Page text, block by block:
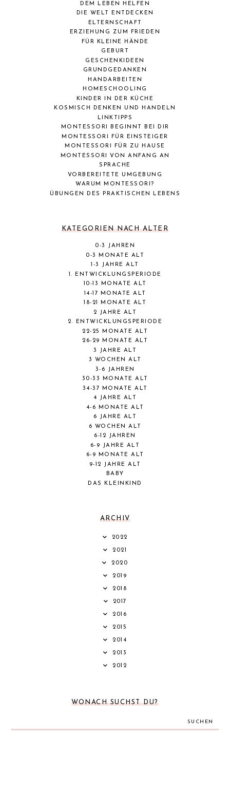
DEM LEBEN HELFEN
DIE WELT ENTDECKEN
ELTERNSCHAFT
ERZIEHUNG ZUM FRIEDEN
FÜR KLEINE HÄNDE
GEBURT
GESCHENKIDEEN
GRUNDGEDANKEN
HANDARBEITEN
HOMESCHOOLING
KINDER IN DER KÜCHE
KOSMISCH DENKEN UND HANDELN
LINKTIPPS
MONTESSORI BEGINNT BEI DIR
MONTESSORI FÜR EINSTEIGER
MONTESSORI FÜR ZU HAUSE
MONTESSORI VON ANFANG AN
SPRACHE
VORBEREITETE UMGEBUNG
WARUM MONTESSORI?
ÜBUNGEN DES PRAKTISCHEN LEBENS
KATEGORIEN NACH ALTER
0-3 JAHREN
0-3 MONATE ALT
1-3 JAHRE ALT
1. ENTWICKLUNGSPERIODE
10-13 MONATE ALT
14-17 MONATE ALT
18-21 MONATE ALT
2 JAHRE ALT
2. ENTWICKLUNGSPERIODE
22-25 MONATE ALT
26-29 MONATE ALT
3 JAHRE ALT
3 WOCHEN ALT
3-6 JAHREN
30-33 MONATE ALT
34-37 MONATE ALT
4 JAHRE ALT
4-6 MONATE ALT
6 JAHRE ALT
6 WOCHEN ALT
6-12 JAHREN
6-9 JAHRE ALT
6-9 MONATE ALT
9-12 JAHRE ALT
BABY
DAS KLEINKIND
ARCHIV
2022
2021
2020
2019
2018
2017
2016
2015
2014
2013
2012
WONACH SUCHST DU?
SUCHEN